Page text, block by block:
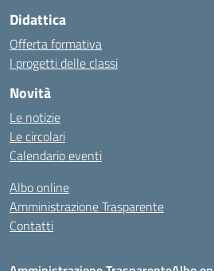
Didattica
Offerta formativa
I progetti delle classi
Novità
Le notizie
Le circolari
Calendario eventi
Albo online
Amministrazione Trasparente
Contatti